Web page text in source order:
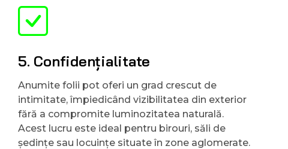
5. Confidențialitate
Anumite folii pot oferi un grad crescut de
intimitate, împiedicând vizibilitatea din exterior
fără a compromite luminozitatea naturală.
Acest lucru este ideal pentru birouri, săli de
ședințe sau locuințe situate în zone aglomerate.